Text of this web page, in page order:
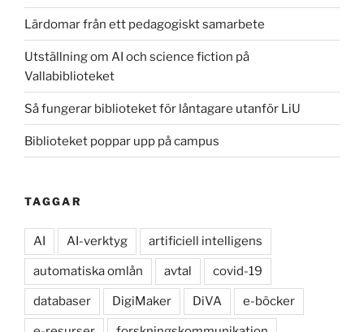
Lärdomar från ett pedagogiskt samarbete
Utställning om AI och science fiction på
Vallabiblioteket
Så fungerar biblioteket för låntagare utanför LiU
Biblioteket poppar upp på campus
TAGGAR
AI AI-verktyg artificiell intelligens
automatiska omlån avtal covid-19
databaser DigiMaker DiVA e-böcker